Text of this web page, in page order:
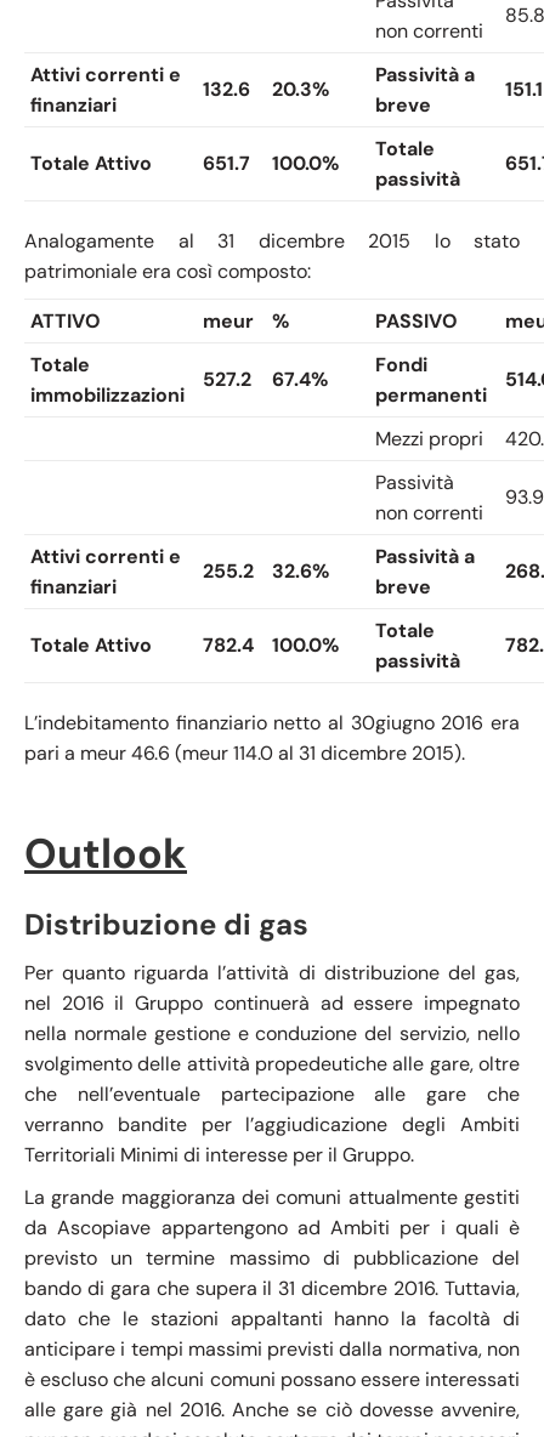
non correnti
85.8
Attivi correnti e
finanziari
132.6 20.3%
Passività a
breve
151.1
Totale Attivo 651.7 100.0%
Totale
passività
Analogamente al 31 dicembre 2015 lo stato
patrimoniale era così composto:
ATTIVO
meur % PASSIVO
Totale
immobilizzazioni
527.2 67.4%
Fondi
permanenti
Mezzi propri
Passività
non correnti
93.9
Attivi correnti e
finanziari
255.2 32.6%
Passività a
breve
Totale Attivo 782.4 100.0%
Totale
passività
L’indebitamento finanziario netto al 30giugno 2016 era
pari a meur 46.6 (meur 114.0 al 31 dicembre 2015).
Outlook
Distribuzione di gas
Per quanto riguarda l’attività di distribuzione del gas,
nel 2016 il Gruppo continuerà ad essere impegnato
nella normale gestione e conduzione del servizio, nello
svolgimento delle attività propedeutiche alle gare, oltre
che nell’eventuale partecipazione alle gare che
verranno bandite per l’aggiudicazione degli Ambiti
Territoriali Minimi di interesse per il Gruppo.
La grande maggioranza dei comuni attualmente gestiti
da Ascopiave appartengono ad Ambiti per i quali è
previsto un termine massimo di pubblicazione del
bando di gara che supera il 31 dicembre 2016. Tuttavia,
dato che le stazioni appaltanti hanno la facoltà di
anticipare i tempi massimi previsti dalla normativa, non
è escluso che alcuni comuni possano essere interessati
alle gare già nel 2016. Anche se ciò dovesse avvenire,